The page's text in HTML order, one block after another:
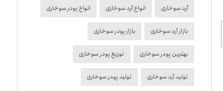
آرد سوخاری انواع آرد سوخاری انواع پودر سوخاری
بازار آرد سوخاری بازار پودر سوخاری
بهترین پودر سوخاری توزیع پودر سوخاری
تولید آرد سوخاری تولید پودر سوخاری